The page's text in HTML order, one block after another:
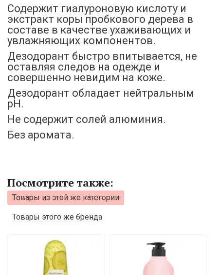
Содержит гиалуроновую кислоту и
экстракт коры пробкового дерева в
составе в качестве ухаживающих и
увлажняющих компонентов.
Дезодорант быстро впитывается, не
оставляя следов на одежде и
совершенно невидим на коже.
Дезодорант обладает нейтральным
рН.
Не содержит солей алюминия.
Без аромата.
Посмотрите также:
Товары из этой же категории
Товары этого же бренда